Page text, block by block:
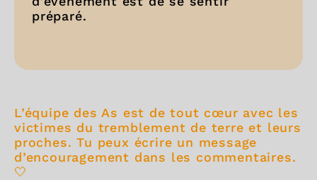
préparé.
L’équipe des As est de tout cœur avec les
victimes du tremblement de terre et leurs
proches. Tu peux écrire un message
d’encouragement dans les commentaires.
🤍